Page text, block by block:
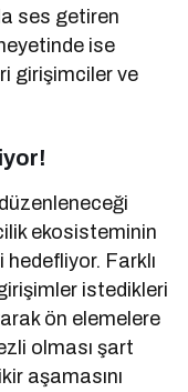
ses getiren
ise
girişimciler ve
ekosisteminin
Farklı
istedikleri
ön elemelere
olması şart
aşamasını